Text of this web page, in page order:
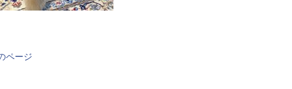
ページ